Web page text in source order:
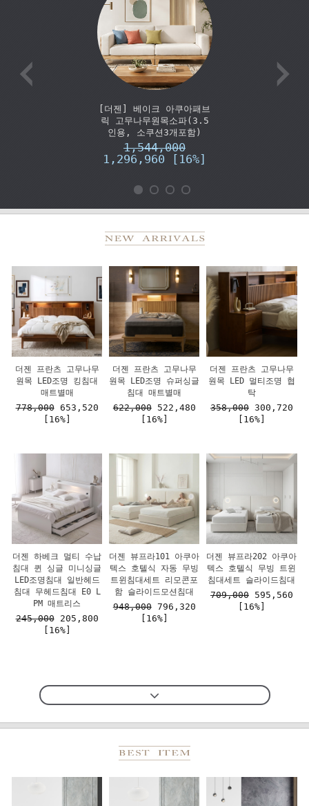
[더젠] 베이크 아쿠아패브
릭 고무나무원목소파(3.5
인용, 소쿠션3개포함)
1,544,000
1,296,960 [16%]
더젠 프란츠 고무나무
원목 LED조명 킹침대
매트별매
778,000653,520
[16%]
더젠 프란츠 고무나무
원목 LED조명 슈퍼싱글
침대 매트별매
622,000522,480
[16%]
더젠 프란츠 고무나무
원목 LED 멀티조명 협
탁
358,000300,720
[16%]
더젠 하베크 멀티 수납
침대 퀸 싱글 미니싱글
LED조명침대 일반헤드
침대 무헤드침대 E0 L
PM 매트리스
245,000205,800
[16%]
더젠 뷰프라101 아쿠아
텍스 호텔식 자동 무빙
트윈침대세트 리모콘포
함 슬라이드모션침대
948,000796,320
[16%]
더젠 뷰프라202 아쿠아
텍스 호텔식 무빙 트윈
침대세트 슬라이드침대
709,000595,560
[16%]